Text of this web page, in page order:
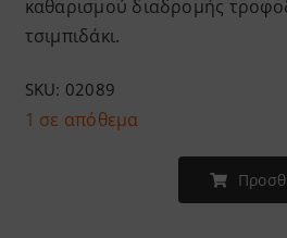
καθαρισμού διαδρομής
τσιμπιδάκι.
SKU: 02089
1 σε απόθεμα